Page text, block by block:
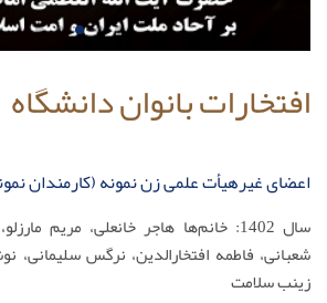
افتخارات بانوان دانشگاه
اعضای غیرهیأت علمی زن نمونه (کارمندان
سال 1402: خانم‌ها هاجر خانعلی، مریم
شعبانی، فاطمه افتخارالدین، نرگس سلیمانی،
زینب سلامت